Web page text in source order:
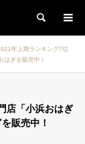
検索
年上期ランキング7位
はぎを販売中！
店「小浜おはぎ
販売中！